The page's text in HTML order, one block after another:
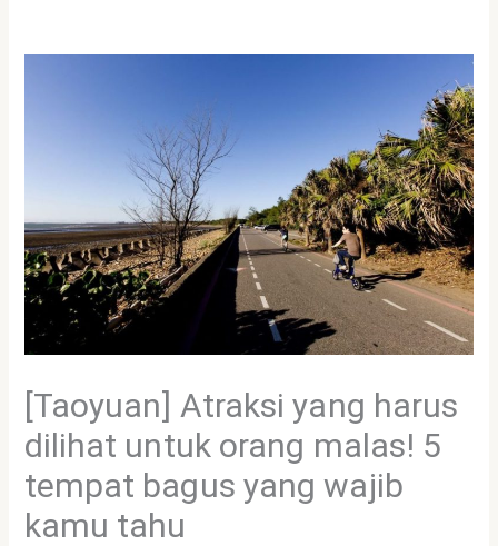
[Taoyuan] Atraksi yang harus
dilihat untuk orang malas! 5
tempat bagus yang wajib
kamu tahu